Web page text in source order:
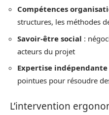
Compétences
structures, les méthodes
Savoir-être social :
acteurs du projet
Expertise indépendante
pointues pour résoudre
L’intervention